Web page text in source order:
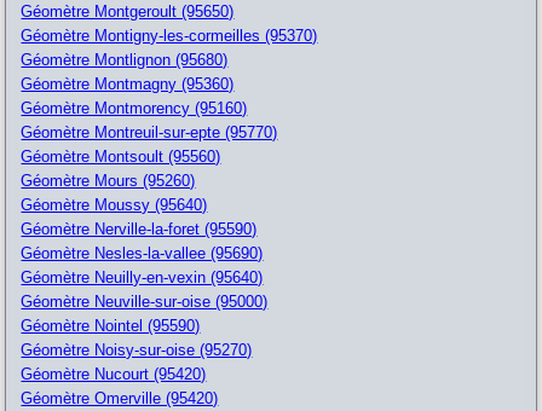
Géomètre Montgeroult (95650)
Géomètre Montigny-les-cormeilles (95370)
Géomètre Montlignon (95680)
Géomètre Montmagny (95360)
Géomètre Montmorency (95160)
Géomètre Montreuil-sur-epte (95770)
Géomètre Montsoult (95560)
Géomètre Mours (95260)
Géomètre Moussy (95640)
Géomètre Nerville-la-foret (95590)
Géomètre Nesles-la-vallee (95690)
Géomètre Neuilly-en-vexin (95640)
Géomètre Neuville-sur-oise (95000)
Géomètre Nointel (95590)
Géomètre Noisy-sur-oise (95270)
Géomètre Nucourt (95420)
Géomètre Omerville (95420)